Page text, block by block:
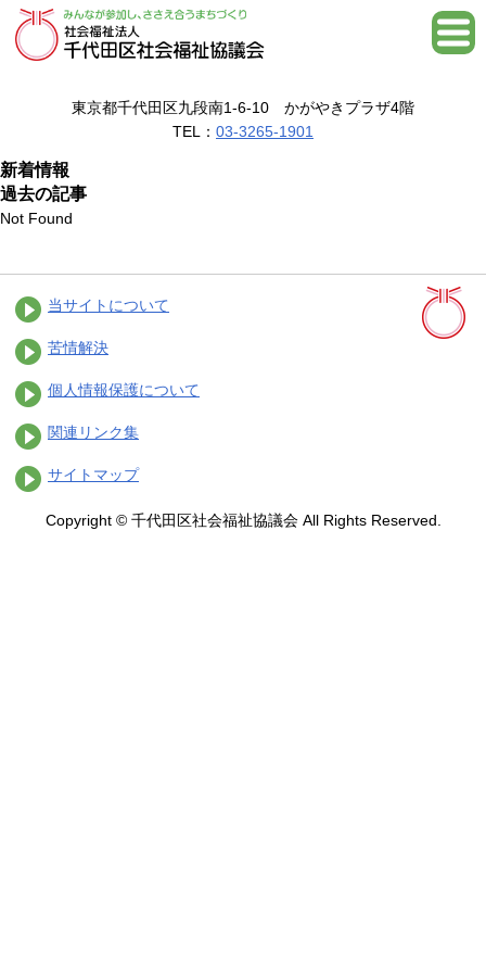
東京都千代田区九段南1-6-10 かがやきプラザ4階
TEL： 03-3265-1901
新着情報
過去の記事
Not Found
当サイトについて
苦情解決
個人情報保護について
関連リンク集
サイトマップ
Copyright © 千代田区社会福祉協議会 All Rights Reserved.